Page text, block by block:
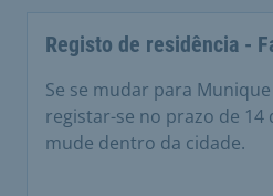
Registo de residência -
Se se mudar para
registar-se no prazo de 14
mude dentro da cidade.